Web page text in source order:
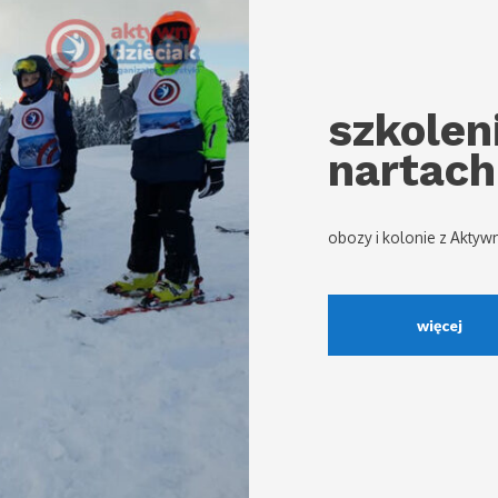
nartach
obozy i kolonie z
więcej